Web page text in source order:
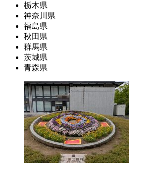
栃木県
神奈川県
福島県
秋田県
群馬県
茨城県
青森県